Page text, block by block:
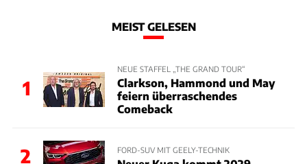
MEIST GELESEN
1
NEUE STAFFEL „THE GRAND TOUR“
Clarkson, Hammond und May
feiern überraschendes
Comeback
2 FORD-SUV MIT GEELY-TECHNIK